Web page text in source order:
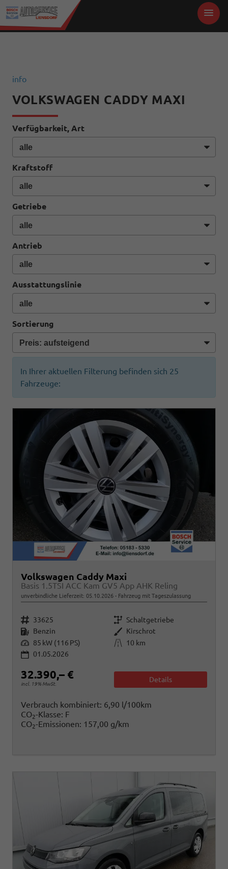
info
VOLKSWAGEN CADDY MAXI
Verfügbarkeit, Art
Kraftstoff
Getriebe
Antrieb
Ausstattungslinie
Sortierung
In Ihrer aktuellen Filterung befinden sich 25
Fahrzeuge:
Volkswagen Caddy Maxi
Basis 1.5TSI ACC Kam GV5 App AHK Reling
unverbindliche Lieferzeit: 05.10.2026 Fahrzeug mit Tageszulassung
Fahrzeugnr. 33625 Getriebe Schaltgetriebe
Kraftstoff Benzin Außenfarbe Kirschrot
Leistung 85 kW (116 PS) Kilometerstand
10 km
01.05.2026
32.390,– €
incl. 19% MwSt.
Details
Verbrauch kombiniert: 6,90 l/100km
CO2-Klasse: F
CO2-Emissionen: 157,00 g/km